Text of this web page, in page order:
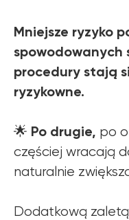
Mniejsze ryzyko
spowodowanych
procedury stają
ryzykowne.
🌟 Po drugie, po
częściej wracają
naturalnie
Dodatkową